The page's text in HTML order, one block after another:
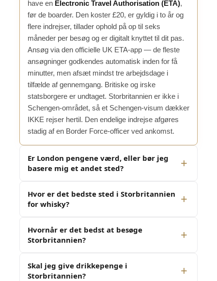
have en Electronic Travel Authorisation (ETA),
før de boarder. Den koster £20, er gyldig i to år og
flere indrejser, tillader ophold på op til seks
måneder per besøg og er digitalt knyttet til dit pas.
Ansøg via den officielle UK ETA-app — de fleste
ansøgninger godkendes automatisk inden for få
minutter, men afsæt mindst tre arbejdsdage i
tilfælde af gennemgang. Britiske og irske
statsborgere er undtaget. Storbritannien er ikke i
Schengen-området, så et Schengen-visum dækker
IKKE rejser hertil. Den endelige indrejse afgøres
stadig af en Border Force-officer ved ankomst.
Er London pengene værd, eller bør jeg
basere mig et andet sted?
Hvor er det bedste sted i Storbritannien
for whisky?
Hvornår er det bedst at besøge
Storbritannien?
Skal jeg give drikkepenge i
Storbritannien?